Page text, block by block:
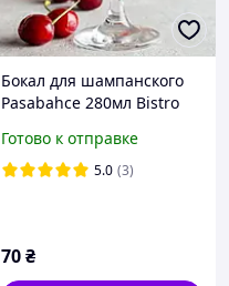
Бокал для шампанского
Pasabahce 280мл Bistro
Готово к отправке
5.0 (3)
70₴